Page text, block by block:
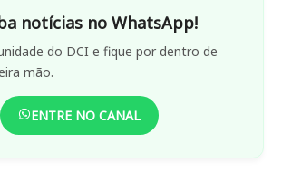
notícias no WhatsApp!
do DCI e fique por dentro de
mão.
ENTRE NO CANAL